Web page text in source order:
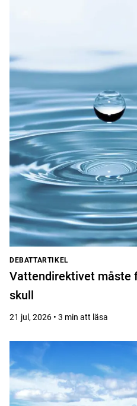
DEBATTARTIKEL
Vattendirektivet måste
skull
21 jul, 2026 • 3 min att läsa